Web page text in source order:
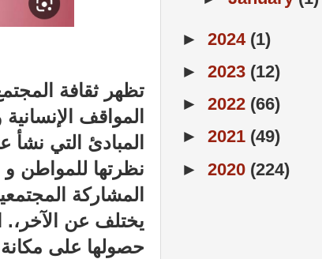
تظهر ثقافة
المواقف
المبادئ التي نشأ
نظرتها للمواطن
المشاركة
يختلف عن الآخر،.
حصولها على
► 2024 (1)
► 2023 (12)
► 2022 (66)
► 2021 (49)
► 2020 (224)